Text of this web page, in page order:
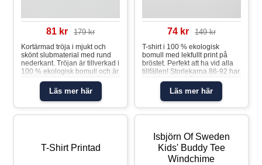
81 kr 179 kr
Läs mer här
Kortärmad tröja i mjukt och
skönt slubmaterial med rund
nederkant. Tröjan är tillverkad i
100 % ekologisk bomull och är
prydd med fint broderi på
framstycket. Storlek 68-80 har
tryckknappar på ena axeln för
att underlätta klädbyten.
blommor
74 kr 149 kr
Läs mer här
T-shirt i 100 % ekologisk
bomull med lekfullt print på
bröstet. Perfekt att ha vid alla
tillfällen! Storlekarna 86-92 har
tryckknappar på ena axeln för
att underlätta klädbyten.
Egenskaper: • YKK-
tryckknapparT-shirt dinosaurier
T-Shirt Printad
Isbjörn Of Sweden
Kids' Buddy Tee
Windchime